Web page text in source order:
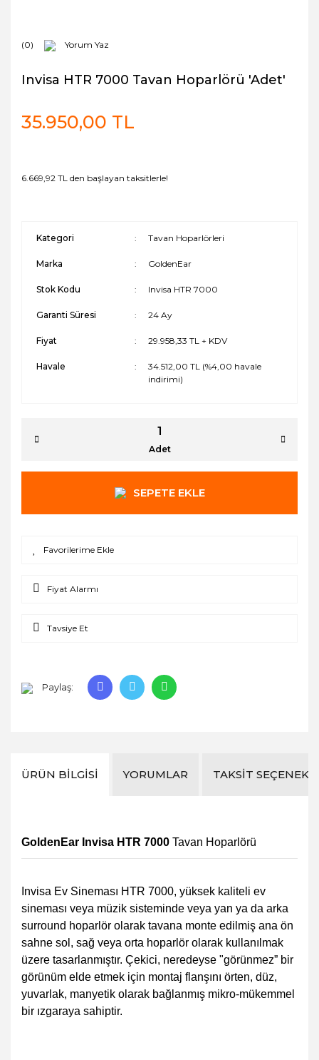
(0) Yorum Yaz
Invisa HTR 7000 Tavan Hoparlörü 'Adet'
35.950,00 TL
6.669,92 TL den başlayan taksitlerle!
Kategori Tavan Hoparlörleri
Marka GoldenEar
Stok Kodu Invisa HTR 7000
Garanti Süresi 24 Ay
Fiyat 29.958,33 TL + KDV
Havale
34.512,00 TL (%4,00 havale
indirimi)
Adet
SEPETE EKLE
Fiyat Alarmı
Tavsiye Et
Paylaş:
ÜRÜN BILGISI YORUMLAR TAKSIT
GoldenEar Invisa HTR 7000 Tavan Hoparlörü
Invisa Ev Sineması HTR 7000, yüksek kaliteli ev
sineması veya müzik sisteminde veya yan ya da arka
surround hoparlör olarak tavana monte edilmiş ana ön
sahne sol, sağ veya orta hoparlör olarak kullanılmak
üzere tasarlanmıştır. Çekici, neredeyse "görünmez” bir
görünüm elde etmek için montaj flanşını örten, düz,
yuvarlak, manyetik olarak bağlanmış mikro-mükemmel
bir ızgaraya sahiptir.